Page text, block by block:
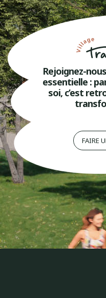
Rejoignez-
essentielle :
soi, c’est
FAIRE